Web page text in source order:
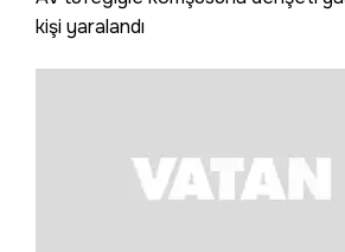
kişi yaralandı